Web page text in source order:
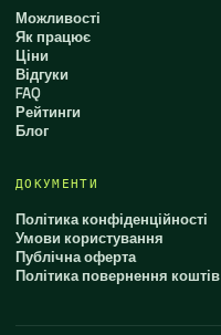
Можливості
Як працює
Ціни
Відгуки
FAQ
Рейтинги
Блог
ДОКУМЕНТИ
Політика конфіденційності
Умови користування
Публічна оферта
Політика повернення коштів